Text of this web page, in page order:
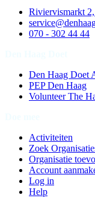
Riviervismarkt
070 - 302 44 44
Den Haag Doet
PEP Den Haag
Volunteer The
Activiteiten
Zoek
Organisatie
Account
Log in
Help